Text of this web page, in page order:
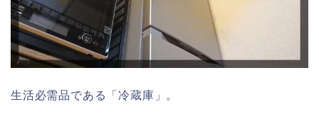
生活必需品である「冷蔵庫」。